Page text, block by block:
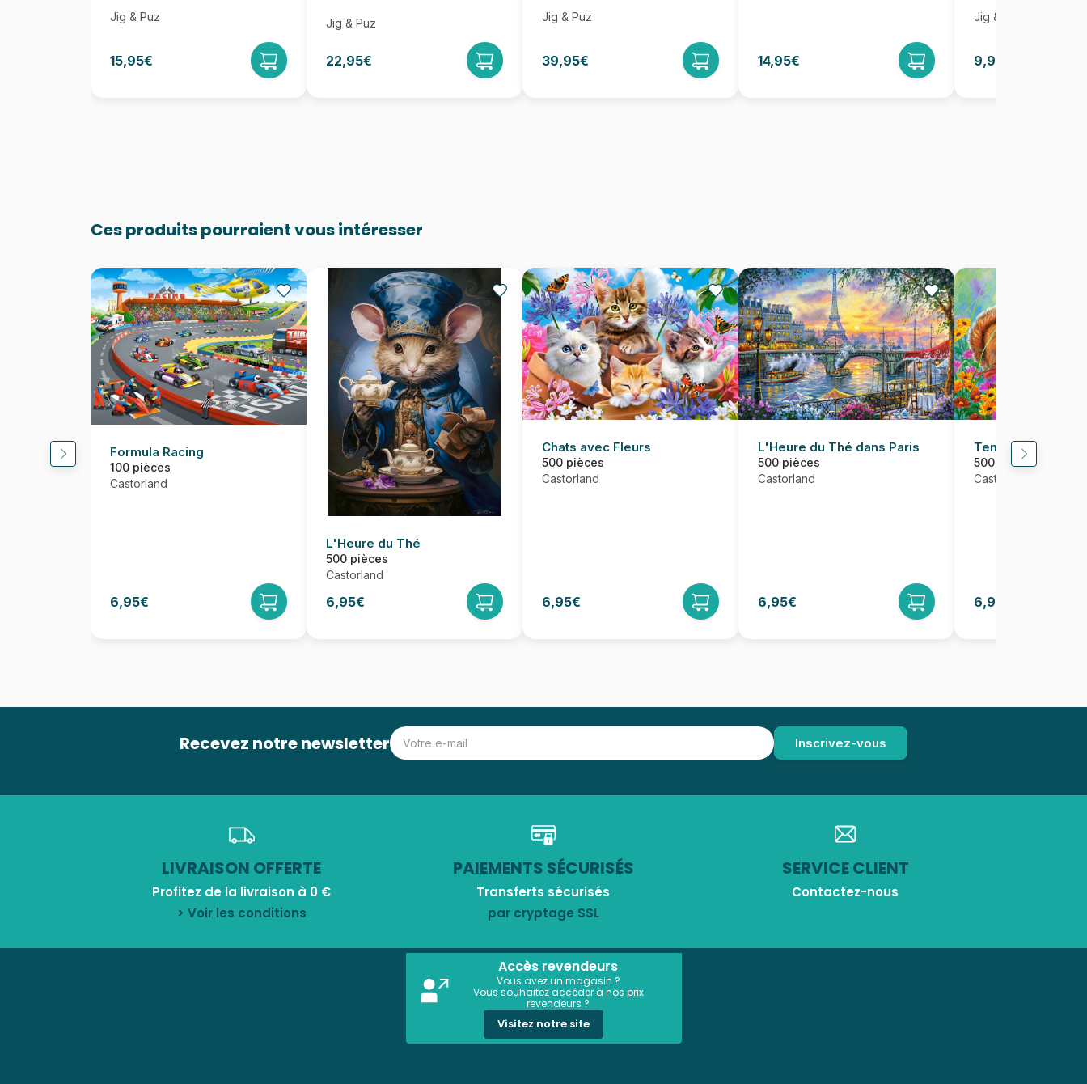
Jig & Puz
15,95€
Jig & Puz
22,95€
Jig & Puz
39,95€ 14,95€
Jig & Puz
9,95€
Ces produits pourraient vous intéresser
Formula Racing
100 pièces
Castorland
6,95€
L'Heure du Thé
500 pièces
Castorland
6,95€
Chats avec Fleurs
500 pièces
Castorland
6,95€
L'Heure du Thé dans Paris
500 pièces
Castorland
6,95€
Temps pour une
500 pièces
Castorland
6,95€
Recevez notre newsletter
LIVRAISON OFFERTE
Profitez de la livraison à 0 €
> Voir les conditions
PAIEMENTS SÉCURISÉS
Transferts sécurisés
par cryptage SSL
SERVICE CLIENT
Contactez-nous
Accès revendeurs
Vous avez un magasin ?
Vous souhaitez accéder à nos prix
revendeurs ?
Visitez notre site